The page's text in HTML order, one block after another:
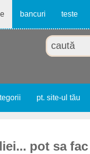
bancuri teste
pt. site-ul tău
pot sa fac